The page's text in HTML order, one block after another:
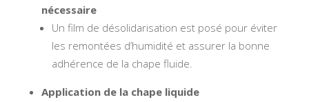
nécessaire
Un film de désolidarisation est posé pour éviter
les remontées d’humidité et assurer la bonne
adhérence de la chape fluide.
Application de la chape liquide